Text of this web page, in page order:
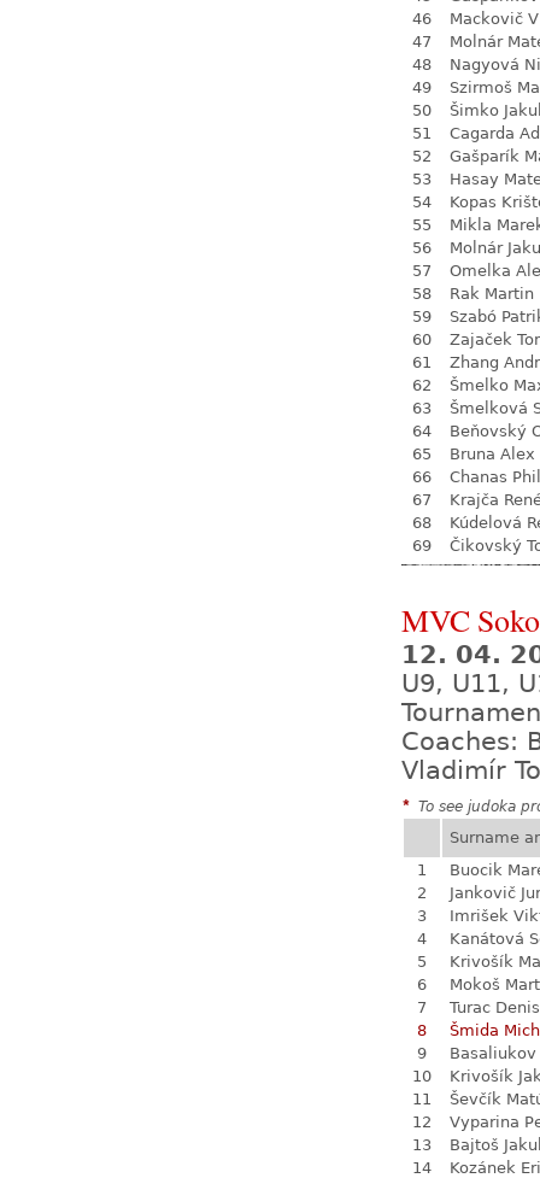
46
Mackovič
47
Molnár
48
Nagyová
49
Szirmoš
50
Šimko
51
Cagarda
52
Gašparík
53
Hasay
54
Kopas
55
Mikla
56
Molnár
57
Omelka
58
Rak Martin
59
Szabó
60
Zajaček
61
Zhang
62
Šmelko
63
Šmelková
64
Beňovský
65
Bruna Alex
66
Chanas
67
Krajča
68
Kúdelová
69
Čikovský
MVC
12. 04.
U9, U11,
Coaches:
Vladimír
* To see judoka
Surname
1
Buocik
2
Jankovič
3
Imrišek
4
Kanátová
5
Krivošík
6
Mokoš
7
Turac Denis
8
Šmida
9
10
Krivošík
11
Ševčík
12
Vyparina
13
Bajtoš
14
Kozánek